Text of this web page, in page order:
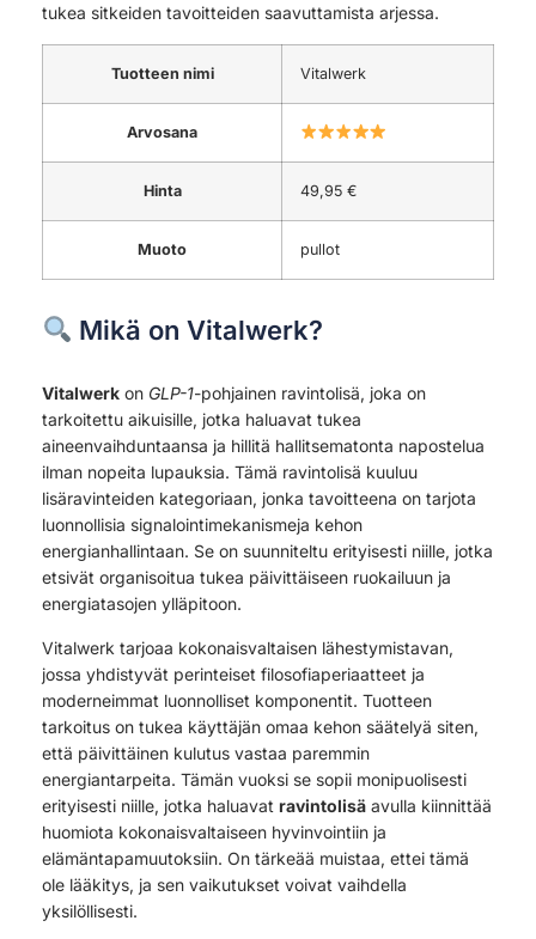
tukea sitkeiden tavoitteiden saavuttamista arjessa.
Tuotteen nimi Vitalwerk
Arvosana
Hinta 49,95 €
Muoto pullot
Mikä on Vitalwerk?
Vitalwerk on GLP-1-pohjainen ravintolisä, joka on
tarkoitettu aikuisille, jotka haluavat tukea
aineenvaihduntaansa ja hillitä hallitsematonta napostelua
ilman nopeita lupauksia. Tämä ravintolisä kuuluu
lisäravinteiden kategoriaan, jonka tavoitteena on tarjota
luonnollisia signalointimekanismeja kehon
energianhallintaan. Se on suunniteltu erityisesti niille, jotka
etsivät organisoitua tukea päivittäiseen ruokailuun ja
energiatasojen ylläpitoon.
Vitalwerk tarjoaa kokonaisvaltaisen lähestymistavan,
jossa yhdistyvät perinteiset filosofiaperiaatteet ja
moderneimmat luonnolliset komponentit. Tuotteen
tarkoitus on tukea käyttäjän omaa kehon säätelyä siten,
että päivittäinen kulutus vastaa paremmin
energiantarpeita. Tämän vuoksi se sopii monipuolisesti
erityisesti niille, jotka haluavat ravintolisä avulla kiinnittää
huomiota kokonaisvaltaiseen hyvinvointiin ja
elämäntapamuutoksiin. On tärkeää muistaa, ettei tämä
ole lääkitys, ja sen vaikutukset voivat vaihdella
yksilöllisesti.